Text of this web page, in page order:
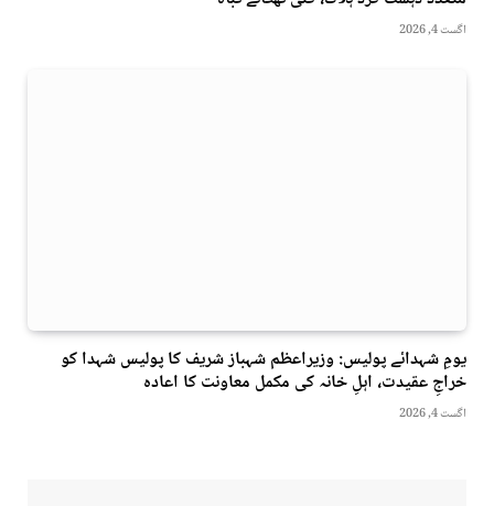
اگست 4, 2026
یومِ شہدائے پولیس: وزیراعظم شہباز شریف کا پولیس شہدا کو
خراجِ عقیدت، اہلِ خانہ کی مکمل معاونت کا اعادہ
اگست 4, 2026